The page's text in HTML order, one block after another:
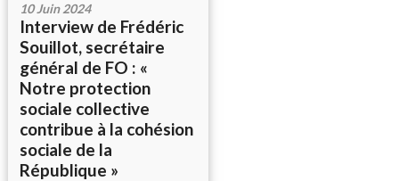
10 Juin 2024
Interview de Frédéric
Souillot, secrétaire
général de FO : «
Notre protection
sociale collective
contribue à la cohésion
sociale de la
République »